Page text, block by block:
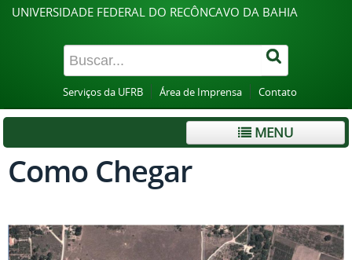
Legislação
Canais
UNIVERSIDADE FEDERAL DO RECÔNCAVO DA BAHIA
Serviços da UFRB Área de Imprensa Contato
MENU
Como Chegar